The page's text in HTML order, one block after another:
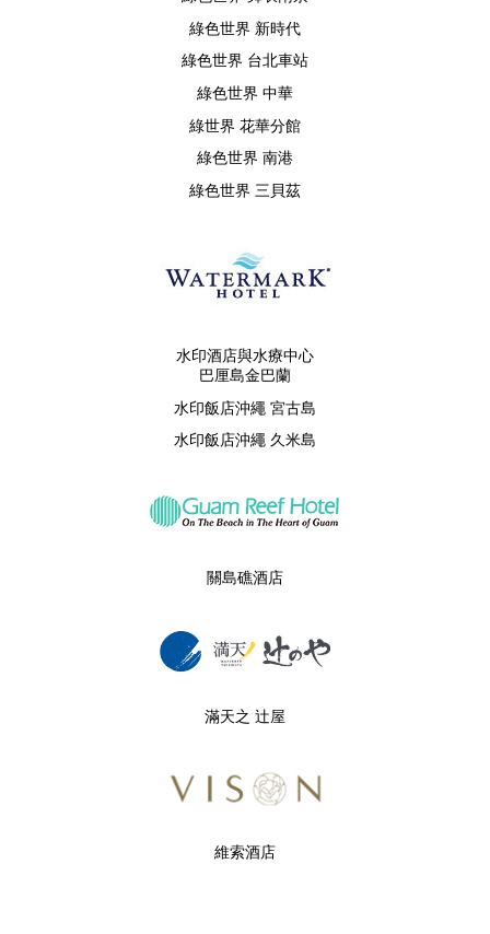
綠色世界 新時代
綠色世界 台北車站
綠色世界 中華
綠世界 花華分館
綠色世界 南港
綠色世界 三貝茲
水印酒店與水療中心
巴厘島金巴蘭
水印飯店沖繩 宮古島
水印飯店沖繩 久米島
關島礁酒店
滿天之 辻屋
維索酒店